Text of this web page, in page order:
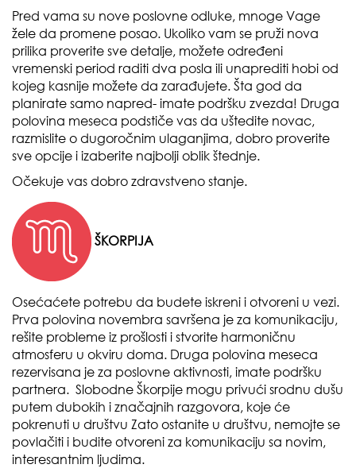
Pred vama su nove poslovne odluke, mnoge Vage
žele da promene posao. Ukoliko vam se pruži nova
prilika proverite sve detalje, možete određeni
vremenski period raditi dva posla ili unaprediti hobi od
kojeg kasnije možete da zarađujete. Šta god da
planirate samo napred- imate podršku zvezda! Druga
polovina meseca podstiče vas da uštedite novac,
razmislite o dugoročnim ulaganjima, dobro proverite
sve opcije i izaberite najbolji oblik štednje.
Očekuje vas dobro zdravstveno stanje.
ŠKORPIJA
Osećaćete potrebu da budete iskreni i otvoreni u vezi.
Prva polovina novembra savršena je za komunikaciju,
rešite probleme iz prošlosti i stvorite harmoničnu
atmosferu u okviru doma. Druga polovina meseca
rezervisana je za poslovne aktivnosti, imate podršku
partnera. Slobodne Škorpije mogu privući srodnu dušu
putem dubokih i značajnih razgovora, koje će
pokrenuti u društvu Zato ostanite u društvu, nemojte se
povlačiti i budite otvoreni za komunikaciju sa novim,
interesantnim ljudima.